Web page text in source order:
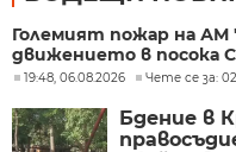
Големият пожар на АМ
движението в посока
19:48, 06.08.2026 Чете се за:
Бдение в